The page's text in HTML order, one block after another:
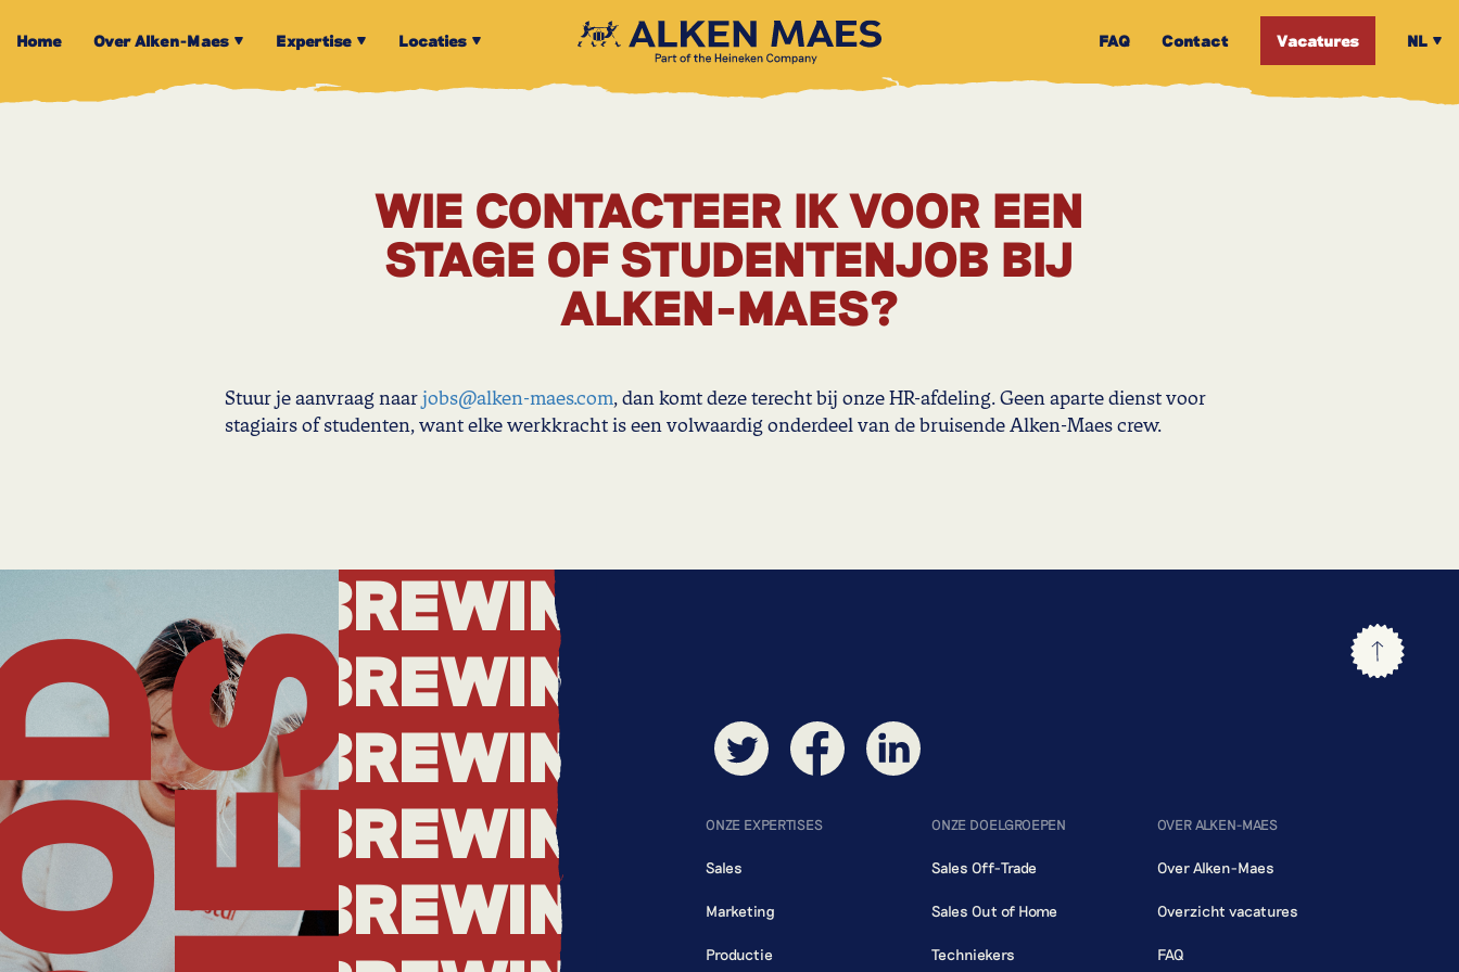
Home Over Alken-Maes Expertise Locaties FAQ Contact Vacatures NL
WIE CONTACTEER IK VOOR EEN
STAGE OF STUDENTENJOB BIJ
ALKEN-MAES?
Stuur je aanvraag naarjobs@alken-maes.com, dan komt deze terecht bij onze HR-afdeling. Geen aparte dienst voor
stagiairs of studenten, want elke werkkracht is een volwaardig onderdeel van de bruisende Alken-Maes crew.
BREWING
BREWING
BREWING
BREWING
BREWING
ONZE EXPERTISES
Sales
Marketing
Productie
ONZE DOELGROEPEN
Sales Off-Trade
Sales Out of Home
Techniekers
OVER ALKEN-MAES
Over Alken-Maes
Overzicht vacatures
FAQ